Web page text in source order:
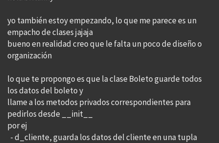
yo también estoy empezando, lo que me parece es un
empacho de clases jajaja
bueno en realidad creo que le falta un poco de diseño o
organización
lo que te propongo es que la clase Boleto guarde todos
los datos del boleto y
llame a los metodos privados correspondientes para
pedirlos desde __init__
por ej
- d_cliente, guarda los datos del cliente en una tupla